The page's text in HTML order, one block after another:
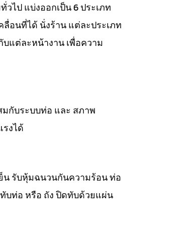
ไป แบ่งออกเป็น 6 ประเภท
ลื่อนที่ได้ นั่งร้าน แต่ละประเภท
บแต่ละหน้างาน เพื่อความ
กับระบบท่อ และ สภาพ
งได้
น รับหุ้มฉนวนกันความร้อน ท่อ
บท่อ หรือ ถัง ปิดทับด้วยแผ่น